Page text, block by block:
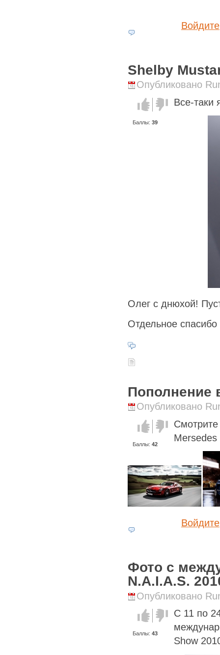
Войдите
Shelby
Опубликовано
Голос за!Голос
против!
Баллы: 39
Все-таки
Олег с днюхой!
Отдельное спасибо
Пополнение
Опубликовано
Голос за!Голос
против!
Баллы: 42
Смотрите
Войдите
Фото с
N.A.I.A.S.
Опубликовано
Голос за!Голос
против!
Баллы: 43
С 11 по
Show